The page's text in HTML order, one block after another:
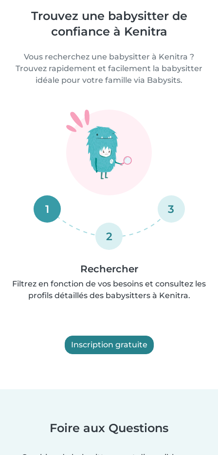
Trouvez une babysitter de
confiance à Kenitra
Vous recherchez une babysitter à Kenitra ?
Trouvez rapidement et facilement la babysitter
idéale pour votre famille via Babysits.
1
2
3
Rechercher
Filtrez en fonction de vos besoins et consultez les
profils détaillés des babysitters à Kenitra.
Inscription gratuite
Foire aux Questions